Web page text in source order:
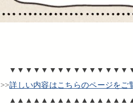
>>詳しい内容はこちらのページをご